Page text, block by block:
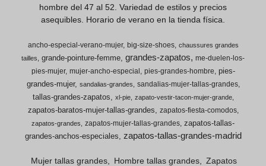
hombre del 47 al 52. Variedad de estilos y precios
asequibles. Horario de verano en la tienda física.
ancho-especial-verano-mujer big-size-shoes
chaussures grandes
tailles
grande-pointure-femme grandes-zapatos
me-duelen-los-
pies-mujer mujer-ancho-especial pies-grandes-hombre pies-
grandes-mujer
sandalias-grandes sandalias-mujer-tallas-grandes
tallas-grandes-zapatos xl-pie zapato-vestir-tacon-mujer-grande
zapatos-baratos-mujer-tallas-grandes zapatos-fiesta-comodos
zapatos-grandes zapatos-mujer-tallas-grandes zapatos-tallas-
grandes-anchos-especiales zapatos-tallas-grandes-madrid
Mujer tallas grandes Hombre tallas grandes
Zapatos